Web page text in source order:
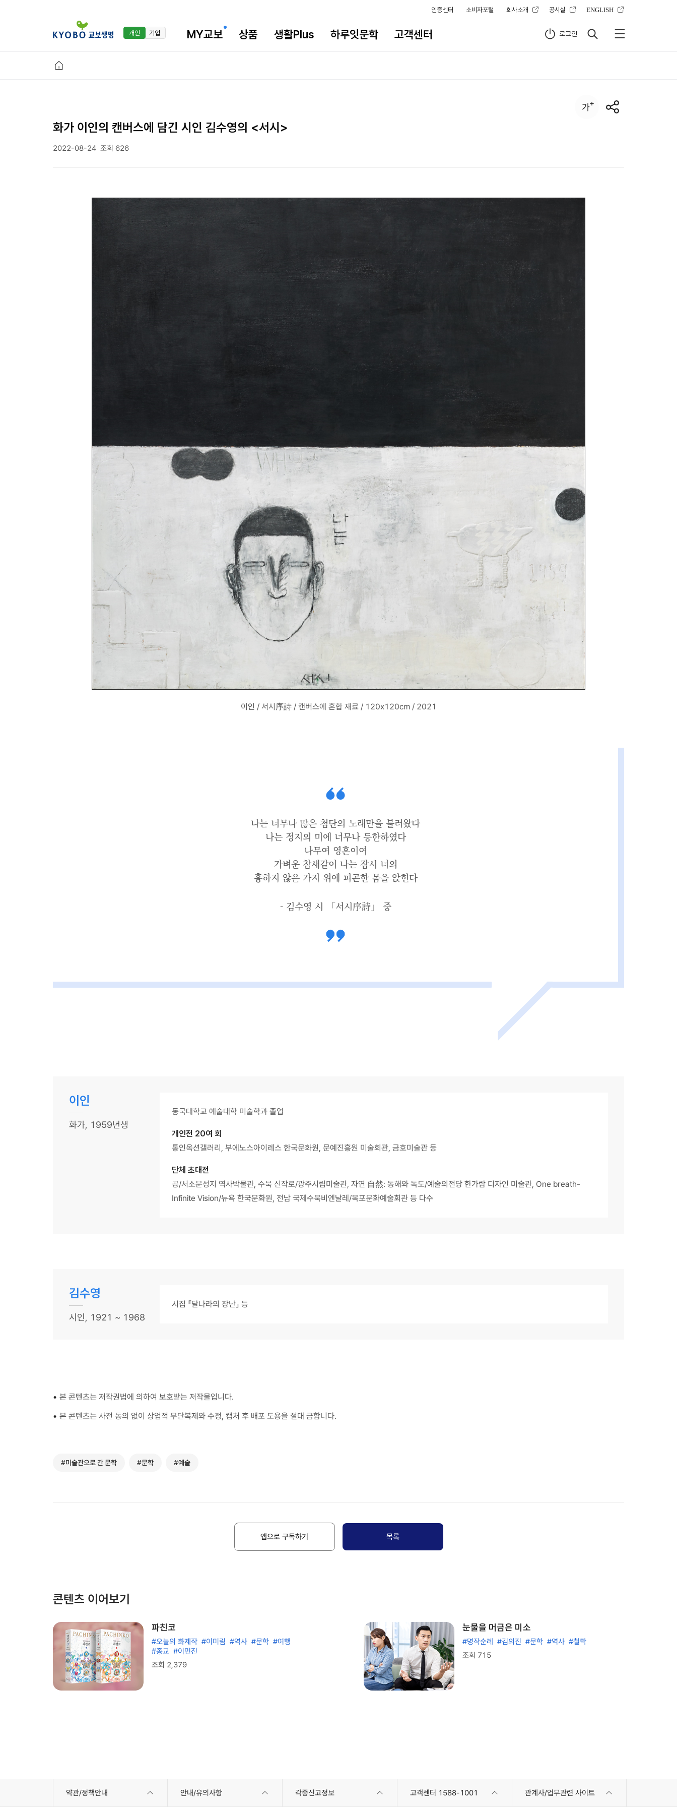
인증센터 소비자포털 회사소개 공시실 ENGLISH
개인 기업 MY교보 상품 생활Plus 하루잇문학 고객센터 로그인
화가 이인의 캔버스에 담긴 시인 김수영의 <서시>
2022-08-24 조회 626
이인 / 서시序詩 / 캔버스에 혼합 재료 / 120x120cm / 2021
나는 너무나 많은 첨단의 노래만을 불러왔다
나는 정지의 미에 너무나 등한하였다
나무여 영혼이여
가벼운 참새같이 나는 잠시 너의
흉하지 않은 가지 위에 피곤한 몸을 앉힌다
- 김수영 시 「서시序詩」 중
이인
화가, 1959년생
동국대학교 예술대학 미술학과 졸업
개인전 20여 회
통인옥션갤러리, 부에노스아이레스 한국문화원, 문예진흥원 미술회관, 금호미술관 등
단체 초대전
공/서소문성지 역사박물관, 수묵 신작로/광주시립미술관, 자연 自然: 동해와 독도/예술의전당 한가람 디자인 미술관, One breath-
Infinite Vision/뉴욕 한국문화원, 전남 국제수묵비엔날레/목포문화예술회관 등 다수
김수영
시인, 1921 ~ 1968
시집 『달나라의 장난』 등
• 본 콘텐츠는 저작권법에 의하여 보호받는 저작물입니다.
• 본 콘텐츠는 사전 동의 없이 상업적 무단복제와 수정, 캡처 후 배포 도용을 절대 금합니다.
#미술관으로 간 문학 #문학 #예술
앱으로 구독하기 목록
콘텐츠 이어보기
파친코
#오늘의 화제작 #이미림 #역사 #문학 #여행
#종교 #이민진
조회 2,379
눈물을 머금은 미소
#명작순례 #김의진 #문학 #역사 #철학
조회 715
약관/정책안내 안내/유의사항 각종신고정보 고객센터 1588-1001 관계사/업무관련 사이트